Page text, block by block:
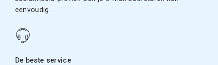
eenvoudig.
De beste service